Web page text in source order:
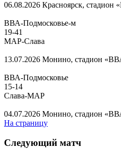
06.08.2026 Красноярск, стадион
ВВА-Подмосковье-м
19-41
МАР-Слава
13.07.2026 Монино, стадион
ВВА-Подмосковье
15-14
Слава-МАР
04.07.2026 Монино, стадион
На страницу
Следующий матч